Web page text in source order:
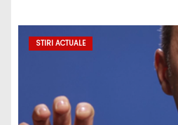
STIRI ACTUALE